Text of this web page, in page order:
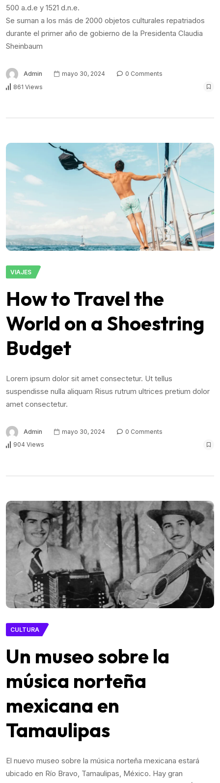
500 a.d.e y 1521 d.n.e.
Se suman a los más de 2000 objetos culturales repatriados
durante el primer año de gobierno de la Presidenta Claudia
Sheinbaum
Admin mayo 30, 2024
0 Comments
861 Views
VIAJES
How to Travel the
World on a Shoestring
Budget
Lorem ipsum dolor sit amet consectetur. Ut tellus
suspendisse nulla aliquam Risus rutrum ultrices pretium dolor
amet consectetur.
Admin mayo 30, 2024
0 Comments
904 Views
CULTURA
Un museo sobre la
música norteña
mexicana en
Tamaulipas
El nuevo museo sobre la música norteña mexicana estará
ubicado en Río Bravo, Tamaulipas, México. Hay gran